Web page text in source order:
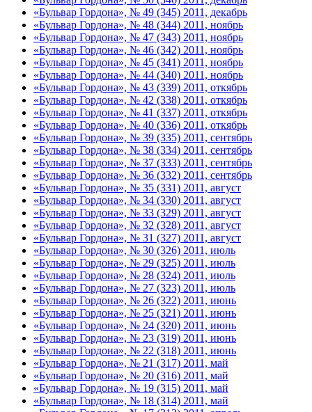
«Бульвар Гордона», № 49 (345) 2011, декабрь
«Бульвар Гордона», № 48 (344) 2011, ноябрь
«Бульвар Гордона», № 47 (343) 2011, ноябрь
«Бульвар Гордона», № 46 (342) 2011, ноябрь
«Бульвар Гордона», № 45 (341) 2011, ноябрь
«Бульвар Гордона», № 44 (340) 2011, ноябрь
«Бульвар Гордона», № 43 (339) 2011, откябрь
«Бульвар Гордона», № 42 (338) 2011, откябрь
«Бульвар Гордона», № 41 (337) 2011, откябрь
«Бульвар Гордона», № 40 (336) 2011, откябрь
«Бульвар Гордона», № 39 (335) 2011, сентябрь
«Бульвар Гордона», № 38 (334) 2011, сентябрь
«Бульвар Гордона», № 37 (333) 2011, сентябрь
«Бульвар Гордона», № 36 (332) 2011, сентябрь
«Бульвар Гордона», № 35 (331) 2011, август
«Бульвар Гордона», № 34 (330) 2011, август
«Бульвар Гордона», № 33 (329) 2011, август
«Бульвар Гордона», № 32 (328) 2011, август
«Бульвар Гордона», № 31 (327) 2011, август
«Бульвар Гордона», № 30 (326) 2011, июль
«Бульвар Гордона», № 29 (325) 2011, июль
«Бульвар Гордона», № 28 (324) 2011, июль
«Бульвар Гордона», № 27 (323) 2011, июль
«Бульвар Гордона», № 26 (322) 2011, июнь
«Бульвар Гордона», № 25 (321) 2011, июнь
«Бульвар Гордона», № 24 (320) 2011, июнь
«Бульвар Гордона», № 23 (319) 2011, июнь
«Бульвар Гордона», № 22 (318) 2011, июнь
«Бульвар Гордона», № 21 (317) 2011, май
«Бульвар Гордона», № 20 (316) 2011, май
«Бульвар Гордона», № 19 (315) 2011, май
«Бульвар Гордона», № 18 (314) 2011, май